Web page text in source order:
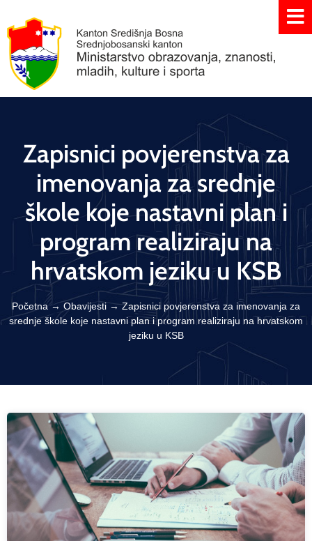
Zapisnici povjerenstva za
imenovanja za srednje
škole koje nastavni plan i
program realiziraju na
hrvatskom jeziku u KSB
Početna→Obavijesti→Zapisnici povjerenstva za imenovanja za
srednje škole koje nastavni plan i program realiziraju na hrvatskom
jeziku u KSB